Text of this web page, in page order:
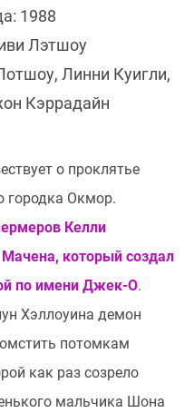
1988
Лэтшоу
Линни Куигли,
Кэррадайн
о проклятье
городка Окмор.
Келли
который создал
по имени Джек-О.
Хэллоуина демон
потомкам
как раз созрело
мальчика Шона